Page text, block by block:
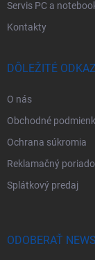
Servis PC a
Kontakty
DÔLEŽITÉ
O nás
Obchodné
Ochrana súkromia
Reklamačný
Splátkový predaj
ODOBERAŤ